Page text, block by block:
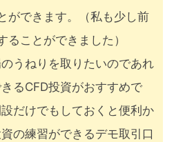
ができます。（私も少し前
ることができました）
うねりを取りたいのであれ
るCFD投資がおすすめで
だけでもしておくと便利か
の練習ができるデモ取引口